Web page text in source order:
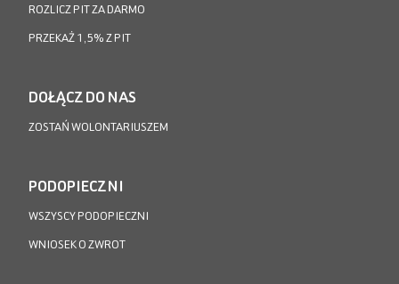
ROZLICZ PIT ZA DARMO
PRZEKAŻ 1,5% Z PIT
DOŁĄCZ DO NAS
ZOSTAŃ WOLONTARIUSZEM
PODOPIECZNI
WSZYSCY PODOPIECZNI
WNIOSEK O ZWROT